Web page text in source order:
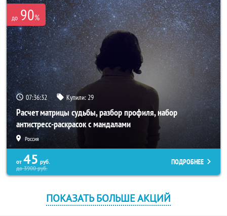
до 90%
07:36:30 Купили:29
Расчет матрицы судьбы, разбор профиля, набор
антистресс-раскрасок с мандалами
Россия
от 45 руб.
до3900руб.
ПОДРОБНЕЕ
ПОКАЗАТЬ БОЛЬШЕ АКЦИЙ